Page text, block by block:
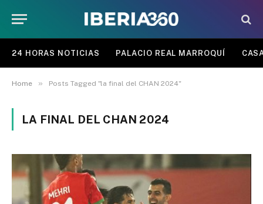
24 HORAS NOTICIAS PALACIO REAL MARROQUÍ
Home » Posts Tagged "la final del CHAN 2024"
LA FINAL DEL CHAN 2024